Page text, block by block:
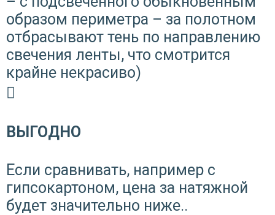
образом периметра – за полотном
отбрасывают тень по направлению
свечения ленты, что смотрится
крайне некрасиво)
ВЫГОДНО
Если сравнивать, например с
гипсокартоном, цена за натяжной
будет значительно ниже..